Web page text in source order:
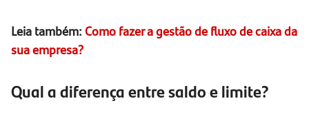
Leia também: Como fazer a gestão de fluxo de caixa da
sua empresa?
Qual a diferença entre saldo e limite?